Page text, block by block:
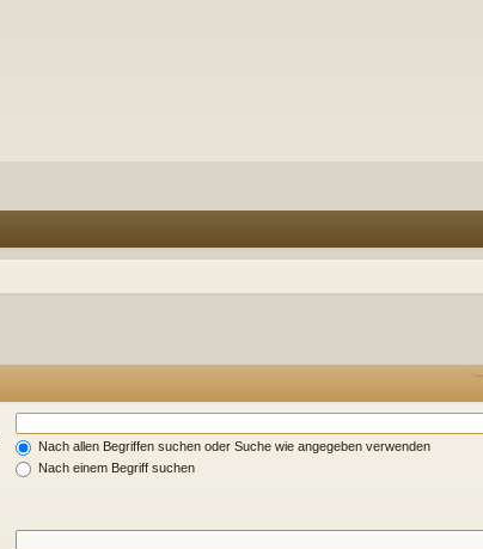
Nach allen Begriffen suchen oder Suche wie angegeben verwenden
Nach einem Begriff suchen